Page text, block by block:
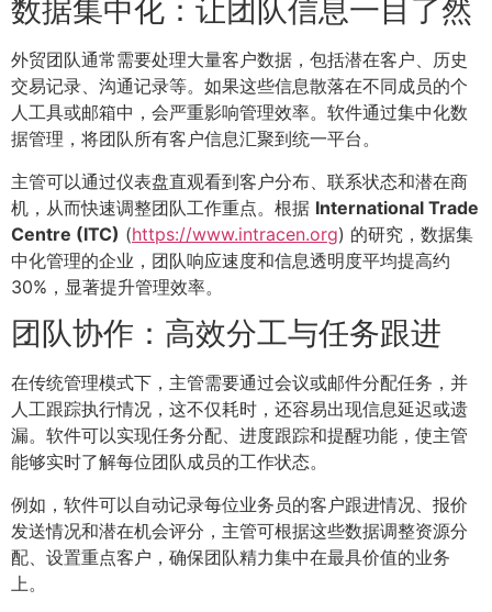
数据集中化：让团队信息一目了然
外贸团队通常需要处理大量客户数据，包括潜在客户、历史
交易记录、沟通记录等。如果这些信息散落在不同成员的个
人工具或邮箱中，会严重影响管理效率。软件通过集中化数
据管理，将团队所有客户信息汇聚到统一平台。
主管可以通过仪表盘直观看到客户分布、联系状态和潜在商
机，从而快速调整团队工作重点。根据 International Trade
Centre (ITC) (https://www.intracen.org) 的研究，数据集
中化管理的企业，团队响应速度和信息透明度平均提高约
30%，显著提升管理效率。
团队协作：高效分工与任务跟进
在传统管理模式下，主管需要通过会议或邮件分配任务，并
人工跟踪执行情况，这不仅耗时，还容易出现信息延迟或遗
漏。软件可以实现任务分配、进度跟踪和提醒功能，使主管
能够实时了解每位团队成员的工作状态。
例如，软件可以自动记录每位业务员的客户跟进情况、报价
发送情况和潜在机会评分，主管可根据这些数据调整资源分
配、设置重点客户，确保团队精力集中在最具价值的业务
上。